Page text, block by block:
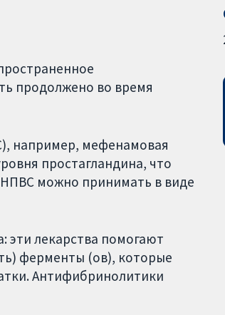
продолжено во время
например, мефенамовая
простагландина, что
можно принимать в виде
эти лекарства помогают
ферменты (ов), которые
Антифибринолитики